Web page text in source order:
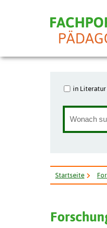
in Literatur
Startseite